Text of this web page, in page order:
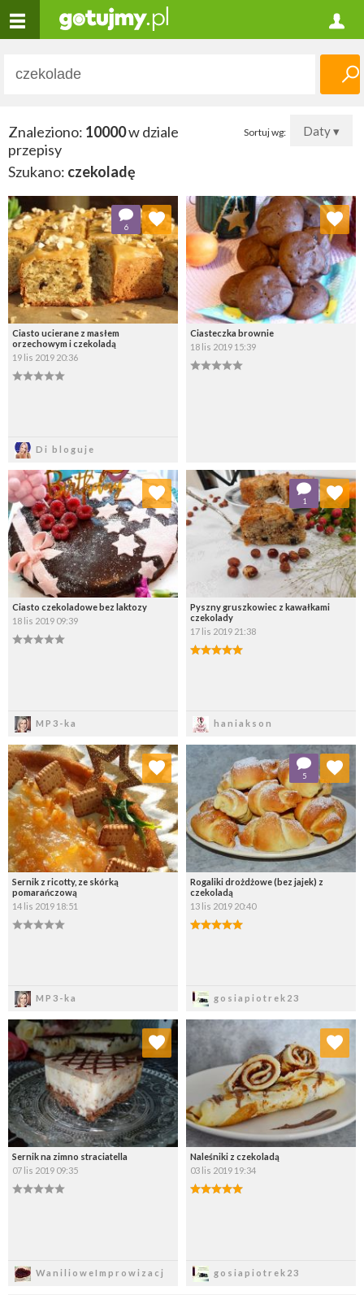
Sortuj wg: Daty ▾
Znaleziono: 10000w dziale
przepisy
Szukano: czekoladę
Ciasto ucierane z masłem
orzechowym i czekoladą
19 lis 2019 20:36
Di bloguje
6
Dodaj do ulubionych
Wybierz listę:
Ciasteczka brownie
18 lis 2019 15:39
Dodaj do ulubionych
Wybierz listę:
Ciasto czekoladowe bez laktozy
18 lis 2019 09:39
MP3-ka
Dodaj do ulubionych
Wybierz listę:
Pyszny gruszkowiec z kawałkami
czekolady
17 lis 2019 21:38
haniakson
1
Dodaj do ulubionych
Wybierz listę:
Sernik z ricotty, ze skórką
pomarańczową
14 lis 2019 18:51
MP3-ka
Dodaj do ulubionych
Wybierz listę:
Rogaliki drożdżowe (bez jajek) z
czekoladą
13 lis 2019 20:40
gosiapiotrek23
5
Dodaj do ulubionych
Wybierz listę:
Sernik na zimno straciatella
07 lis 2019 09:35
WanilioweImprowizacj
Dodaj do ulubionych
Wybierz listę:
Naleśniki z czekoladą
03 lis 2019 19:34
gosiapiotrek23
Dodaj do ulubionych
Wybierz listę: